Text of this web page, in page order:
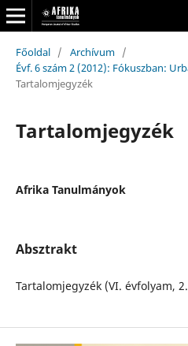
Főoldal / Archívum /
Évf. 6 szám 2 (2012): Fókuszban:
Tartalomjegyzék
Tartalomjegyzék
Afrika Tanulmányok
Absztrakt
Tartalomjegyzék (VI. évfolyam,